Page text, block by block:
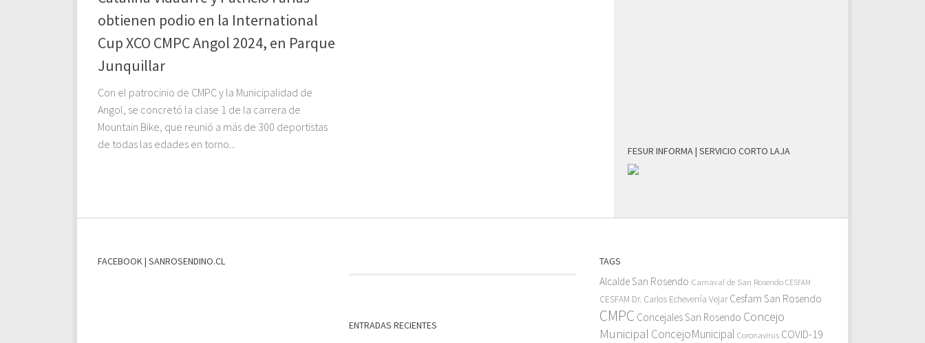
obtienen podio en la International
Cup XCO CMPC Angol 2024, en Parque
Junquillar
Con el patrocinio de CMPC y la Municipalidad de
Angol, se concretó la clase 1 de la carrera de
Mountain Bike, que reunió a más de 300 deportistas
de todas las edades en torno...
FESUR INFORMA | SERVICIO CORTO LAJA
FACEBOOK | SANROSENDINO.CL
ENTRADAS RECIENTES
TAGS
Alcalde San Rosendo Carnaval de San Rosendo CESFAM
CESFAM Dr. Carlos Echeverría Vejar Cesfam San Rosendo
CMPC Concejales San Rosendo Concejo
Municipal ConcejoMunicipal Coronavirus COVID-19